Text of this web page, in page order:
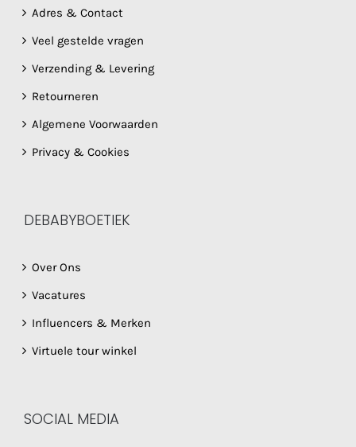
Adres & Contact
Veel gestelde vragen
Verzending & Levering
Retourneren
Algemene Voorwaarden
Privacy & Cookies
DEBABYBOETIEK
Over Ons
Vacatures
Influencers & Merken
Virtuele tour winkel
SOCIAL MEDIA